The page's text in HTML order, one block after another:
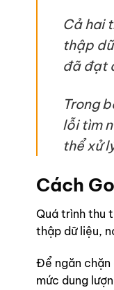
Cả hai
thập
đã đạt
Trong
lỗi tìm
thể xử
Cách
Quá trình thu
thập dữ liệu,
Để ngăn chặn
mức dung